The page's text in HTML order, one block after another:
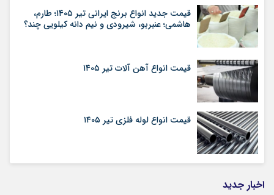
قیمت جدید انواع برنج ایرانی تیر ۱۴۰۵؛ طارم،
هاشمی؛ عنبربو، شیرودی و نیم دانه کیلویی چند؟
قیمت انواع آهن آلات تیر ۱۴۰۵
قیمت انواع لوله فلزی تیر ۱۴۰۵
اخبار جدید